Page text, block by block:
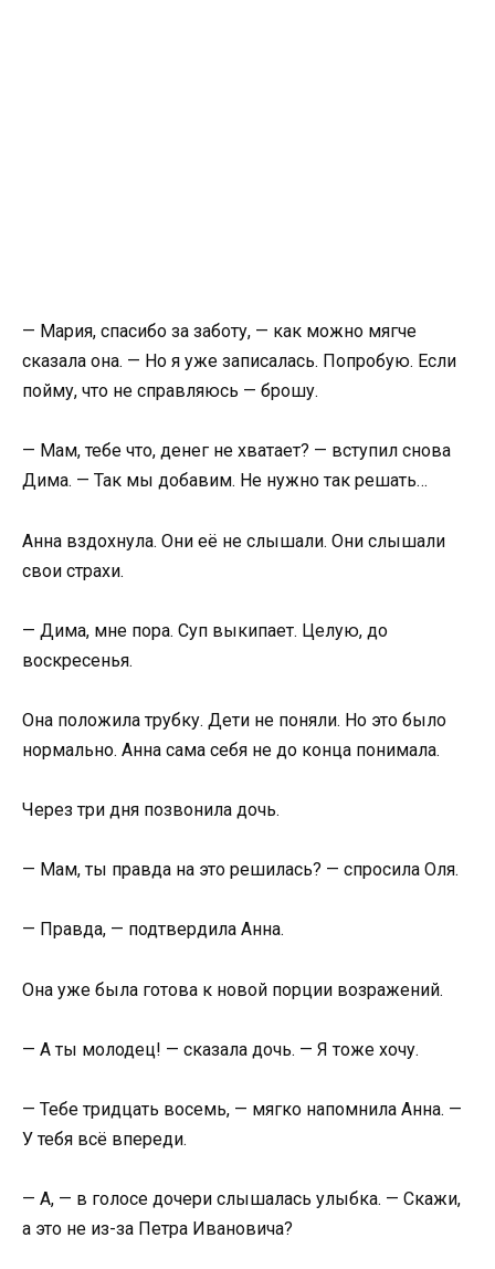
— Мария, спасибо за заботу, — как можно мягче
сказала она. — Но я уже записалась. Попробую. Если
пойму, что не справляюсь — брошу.
— Мам, тебе что, денег не хватает? — вступил снова
Дима. — Так мы добавим. Не нужно так решать…
Анна вздохнула. Они её не слышали. Они слышали
свои страхи.
— Дима, мне пора. Суп выкипает. Целую, до
воскресенья.
Она положила трубку. Дети не поняли. Но это было
нормально. Анна сама себя не до конца понимала.
Через три дня позвонила дочь.
— Мам, ты правда на это решилась? — спросила Оля.
— Правда, — подтвердила Анна.
Она уже была готова к новой порции возражений.
— А ты молодец! — сказала дочь. — Я тоже хочу.
— Тебе тридцать восемь, — мягко напомнила Анна. —
У тебя всё впереди.
— А, — в голосе дочери слышалась улыбка. — Скажи,
а это не из-за Петра Ивановича?